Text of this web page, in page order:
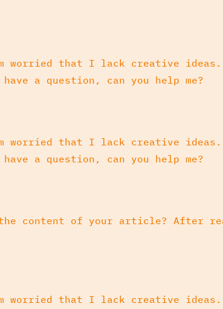
worried that I lack creative
a question, can you help me?
worried that I lack creative
a question, can you help me?
the content of your article? After
worried that I lack creative